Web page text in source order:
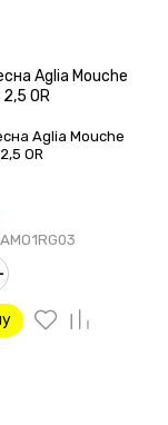
Aglia Mouche
OR
Aglia Mouche
OR